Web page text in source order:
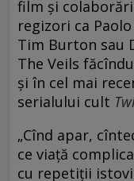
film și
regizori ca
Tim Burton sau
The Veils
și în cel mai
serialului cult
„Cînd apar,
ce viață
cu repetiții